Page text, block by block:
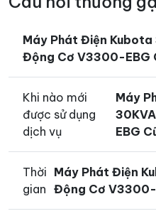
Máy Phát Điện Kubota
Động Cơ V3300-EBG
Khi nào mới
được sử dụng
dịch vụ
Máy
EBG
Thời
gian
Máy Phát Điện
Động Cơ V3300-